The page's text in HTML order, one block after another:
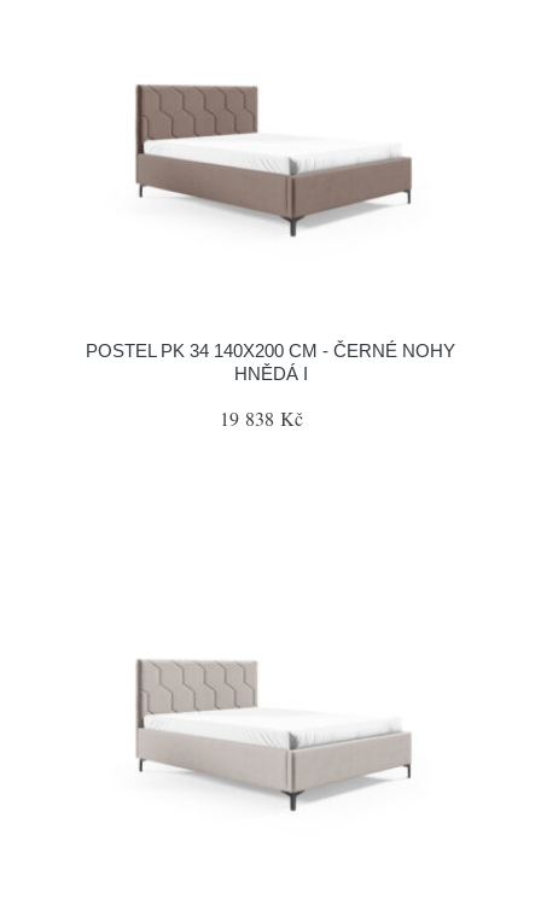
POSTEL PK 34 140X200 CM - ČERNÉ NOHY
HNĚDÁ I
19 838 Kč